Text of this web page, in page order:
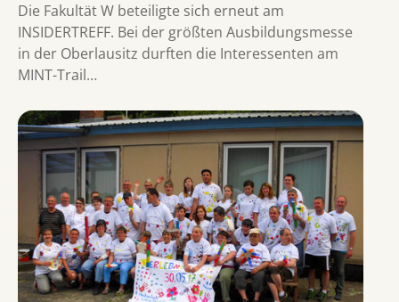
Die Fakultät W beteiligte sich erneut am
INSIDERTREFF. Bei der größten Ausbildungsmesse
in der Oberlausitz durften die Interessenten am
MINT-Trail…